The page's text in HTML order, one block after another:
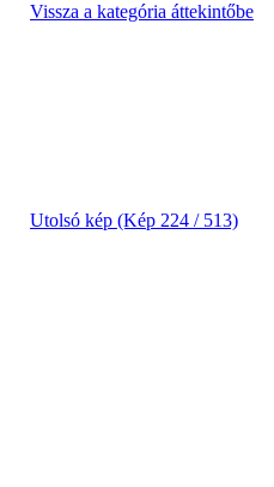
Vissza a kategória áttekintőbe
Utolsó kép (Kép 224 / 513)